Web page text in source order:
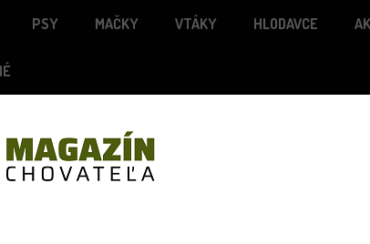
PSY MAČKY VTÁKY HLODAVCE